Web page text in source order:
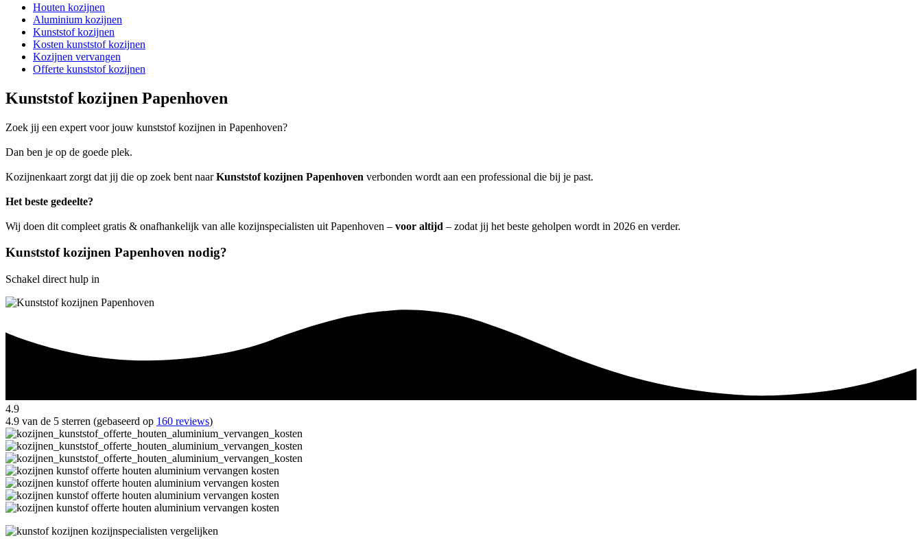
Houten kozijnen
Aluminium kozijnen
Kunststof kozijnen
Kosten kunststof kozijnen
Kozijnen vervangen
Offerte kunststof kozijnen
Kunststof kozijnen Papenhoven
Zoek jij een expert voor jouw kunststof kozijnen in Papenhoven?
Dan ben je op de goede plek.
Kozijnenkaart zorgt dat jij die op zoek bent naarKunststof kozijnen Papenhoven verbonden wordt aan een professional die bij je past.
Het beste gedeelte?
Wij doen dit compleet gratis & onafhankelijk van alle kozijnspecialisten uit Papenhoven – voor altijd – zodat jij het beste geholpen wordt in 2026 en verder.
Kunststof kozijnen Papenhoven nodig?
Schakel direct hulp in
4.9
4.9 van de 5 sterren (gebaseerd op 160 reviews)